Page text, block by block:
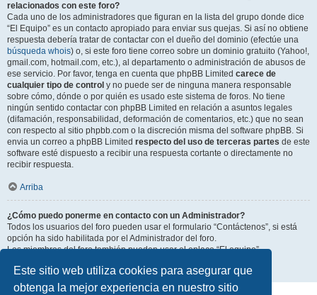
Este sitio web utiliza cookies para asegurar que
obtenga la mejor experiencia en nuestro sitio
relacionados con este foro?
Cada uno de los administradores que figuran en la lista del grupo donde dice
“El Equipo” es un contacto apropiado para enviar sus quejas. Si así no obtiene
respuesta debería tratar de contactar con el dueño del dominio (efectúe una
búsqueda whois) o, si este foro tiene correo sobre un dominio gratuito (Yahoo!,
gmail.com, hotmail.com, etc.), al departamento o administración de abusos de
ese servicio. Por favor, tenga en cuenta que phpBB Limited carece de
cualquier tipo de control y no puede ser de ninguna manera responsable
sobre cómo, dónde o por quién es usado este sistema de foros. No tiene
ningún sentido contactar con phpBB Limited en relación a asuntos legales
(difamación, responsabilidad, deformación de comentarios, etc.) que no sean
con respecto al sitio phpbb.com o la discreción misma del software phpBB. Si
envia un correo a phpBB Limited respecto del uso de terceras partes de este
software esté dispuesto a recibir una respuesta cortante o directamente no
recibir respuesta.
Arriba
¿Cómo puedo ponerme en contacto con un Administrador?
Todos los usuarios del foro pueden usar el formulario “Contáctenos”, si está
opción ha sido habilitada por el Administrador del foro.
Los miembros del foro también pueden usar el enlace “El equipo”.
Arriba